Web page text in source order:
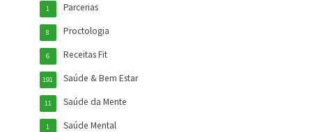
Parcerias
1
Proctologia
8
Receitas Fit
6
Saúde & Bem Estar
191
Saúde da Mente
11
Saúde Mental
1